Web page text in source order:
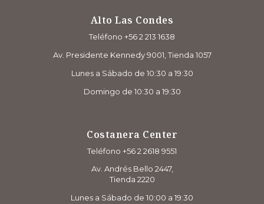
Alto Las Condes
Teléfono +56 2 213 1638
Av. Presidente Kennedy 9001, Tienda 1057
Lunes a Sábado de 10:30 a 19:30
Domingo de 10:30 a 19:30
Costanera Center
Teléfono +56 2 2618 9551
Av. Andrés Bello 2447,
Tienda 2220
Lunes a Sábado de 10:00 a 19:30